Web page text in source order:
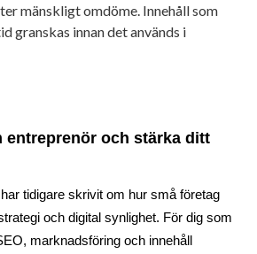
mänskligt omdöme. Innehåll som
granskas innan det används i
entreprenör och stärka ditt
tidigare skrivit om hur små företag
och digital synlighet. För dig som
marknadsföring och innehåll